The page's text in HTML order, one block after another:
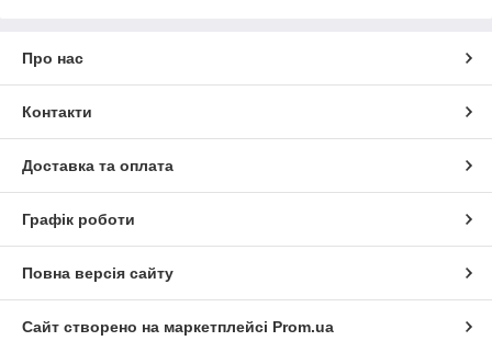
Про нас
Контакти
Доставка та оплата
Графік роботи
Повна версія сайту
Сайт створено на маркетплейсі Prom.ua